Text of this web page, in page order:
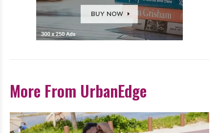
More From UrbanEdge